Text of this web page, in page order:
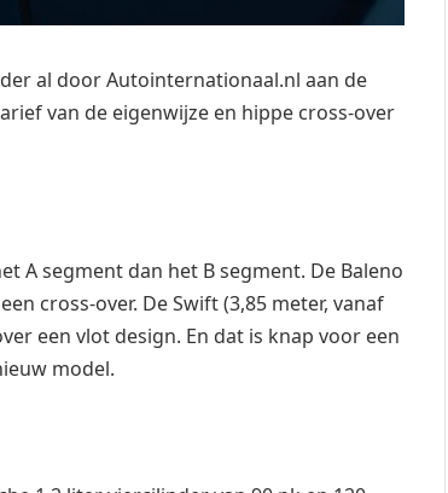
al door Autointernationaal.nl aan de
van de eigenwijze en hippe cross-over
A segment dan het B segment. De Baleno
cross-over. De Swift (3,85 meter, vanaf
een vlot design. En dat is knap voor een
model.